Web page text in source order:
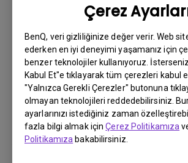
Çerez
BenQ, veri gizliliğinize değer verir. Web
ederken en iyi deneyimi yaşamanız için
benzer teknolojiler kullanıyoruz.
Kabul Et"e tıklayarak tüm çerezleri kabul
"Yalnızca Gerekli Çerezler" butonuna
olmayan teknolojileri reddedebilirsiniz.
ayarlarınızı istediğiniz zaman
fazla bilgi almak içinÇerez Politikamıza
Politikamıza bakabilirsiniz.
Güncelleme:2024/04/29
Dosya Boyutu:88.43 MB
İndir